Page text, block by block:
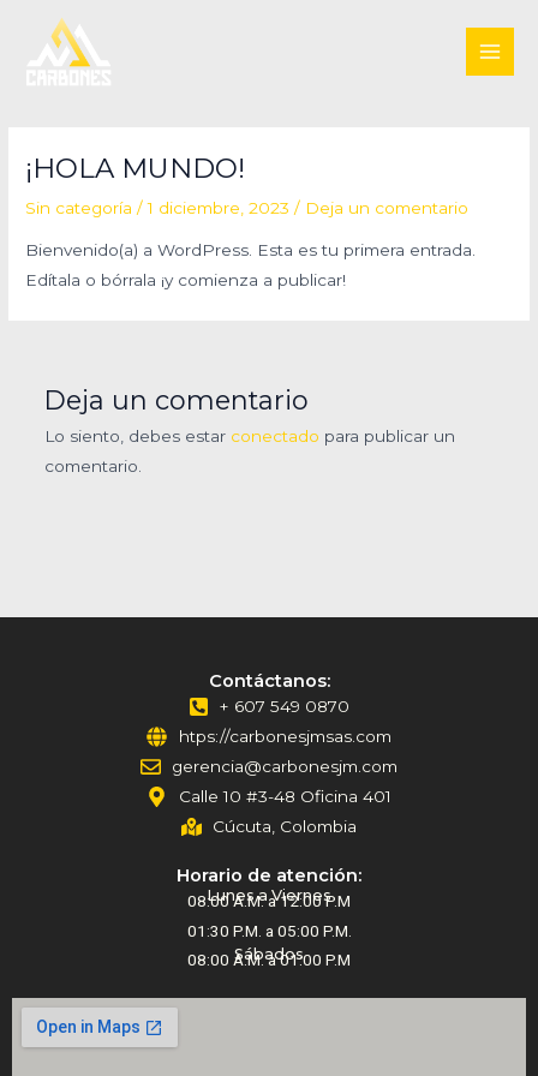
contenido
¡HOLA MUNDO!
Sin categoría /1 diciembre, 2023/ Deja un comentario
Bienvenido(a) a WordPress. Esta es tu primera entrada.
Edítala o bórrala ¡y comienza a publicar!
Deja un comentario
Lo siento, debes estar conectado para publicar un
comentario.
Contáctanos:
+ 607 549 0870
htps://carbonesjmsas.com
gerencia@carbonesjm.com
Calle 10 #3-48 Oficina 401
Cúcuta, Colombia
Horario de atención:
Lunes a Viernes
08:00 A.M. a 12:00 P.M
01:30 P.M. a 05:00 P.M.
Sábados
08:00 A.M. a 01:00 P.M